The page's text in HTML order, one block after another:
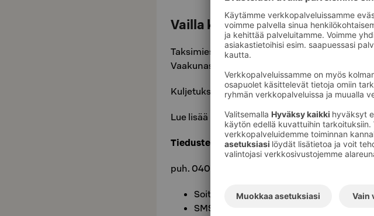
Vailla kyytiä lentokentälle?
Taksimies Samin kyydissä pääset helposti ja
Vaakunasta Helsinki-Vantaan lentoasemalle.
Kuljetukset hoituvat tilataksilla 1-6 asiakkaalle
Lue lisää palveluista ja hinnastatäältä
Tiedustelut ja varaukset
puh. 040 575 4699 Sami Korhonen
Soita, tiedustele & varaa klo 12–21
SMS ja WhatsApp -viestit 24/7